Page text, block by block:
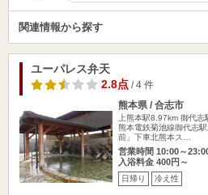
関連情報から探す
ユーパレス弁天
2.8点/ 4 件
熊本県 / 合志市
上熊本駅8.97km 御代志
熊本電鉄菊池線御代志
前」下車北熊本ス…
営業時間 10:00～
入浴料金 400円～
日帰り 冷え性